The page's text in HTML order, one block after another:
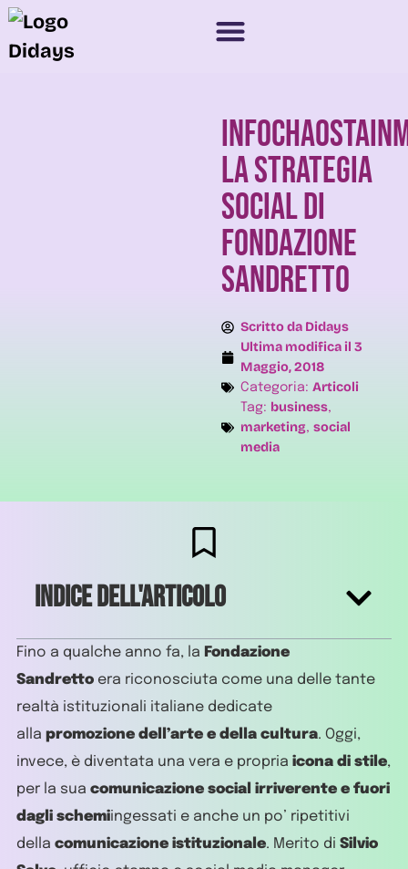
la strategia
social di
Fondazione
Sandretto
Scritto da Didays
Ultima modifica il 3
Maggio, 2018
Categoria: Articoli
Tag: business,
marketing, social
media
Indice dell'articolo
Fino a qualche anno fa, la Fondazione
Sandretto era riconosciuta come una delle tante
realtà istituzionali italiane dedicate
alla promozione dell’arte e della cultura. Oggi,
invece, è diventata una vera e propria icona di stile,
per la sua comunicazione social irriverente e fuori
dagli schemiingessati e anche un po’ ripetitivi
della comunicazione istituzionale. Merito di Silvio